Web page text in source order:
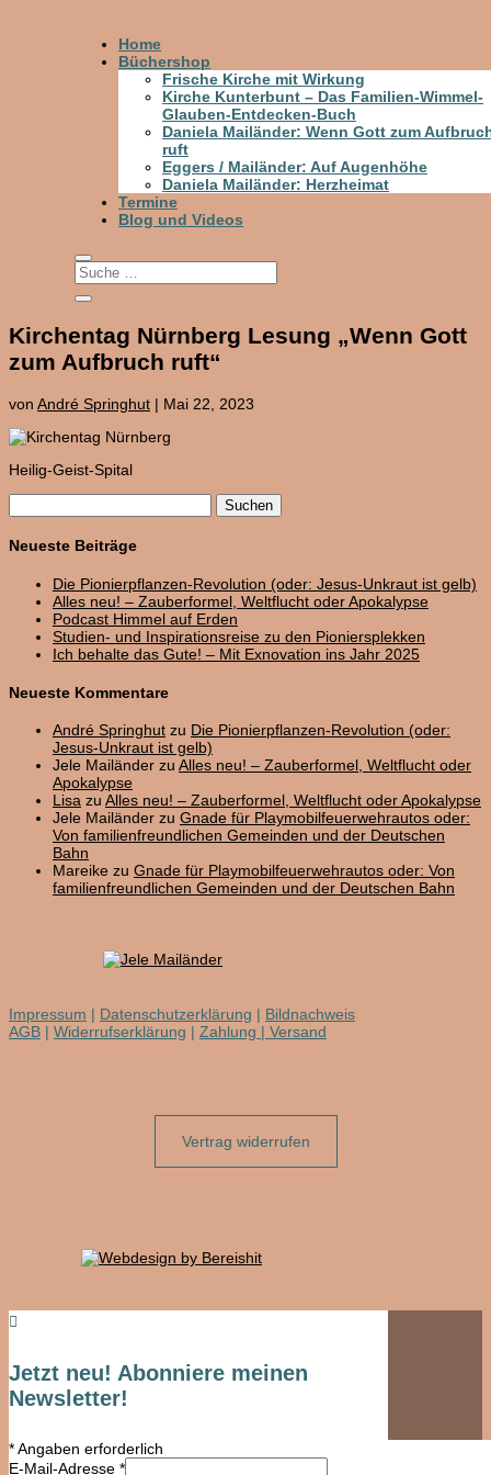
Home
Büchershop
Frische Kirche mit Wirkung
Kirche Kunterbunt – Das Familien-Wimmel-
Glauben-Entdecken-Buch
Daniela Mailänder: Wenn Gott zum
ruft
Eggers / Mailänder: Auf Augenhöhe
Daniela Mailänder: Herzheimat
Termine
Blog und Videos
Kirchentag Nürnberg Lesung „Wenn Gott
zum Aufbruch ruft“
von André Springhut | Mai 22, 2023
Heilig-Geist-Spital
nach:
Neueste Beiträge
Die Pionierpflanzen-Revolution (oder: Jesus-Unkraut ist gelb)
Alles neu! – Zauberformel, Weltflucht oder Apokalypse
Podcast Himmel auf Erden
Studien- und Inspirationsreise zu den Pioniersplekken
Ich behalte das Gute! – Mit Exnovation ins Jahr 2025
Neueste Kommentare
André Springhut zu Die Pionierpflanzen-Revolution (oder:
Jesus-Unkraut ist gelb)
Jele Mailänder zu Alles neu! – Zauberformel, Weltflucht oder
Apokalypse
Lisa zu Alles neu! – Zauberformel, Weltflucht oder Apokalypse
Jele Mailänder zu Gnade für Playmobilfeuerwehrautos oder:
Von familienfreundlichen Gemeinden und der Deutschen
Bahn
Mareike zu Gnade für Playmobilfeuerwehrautos oder: Von
familienfreundlichen Gemeinden und der Deutschen Bahn
Impressum | Datenschutzerklärung | Bildnachweis
AGB | Widerrufserklärung | Zahlung | Versand
Vertrag widerrufen

Jetzt neu! Abonniere meinen
Newsletter!
*Angaben erforderlich
E-Mail-Adresse *